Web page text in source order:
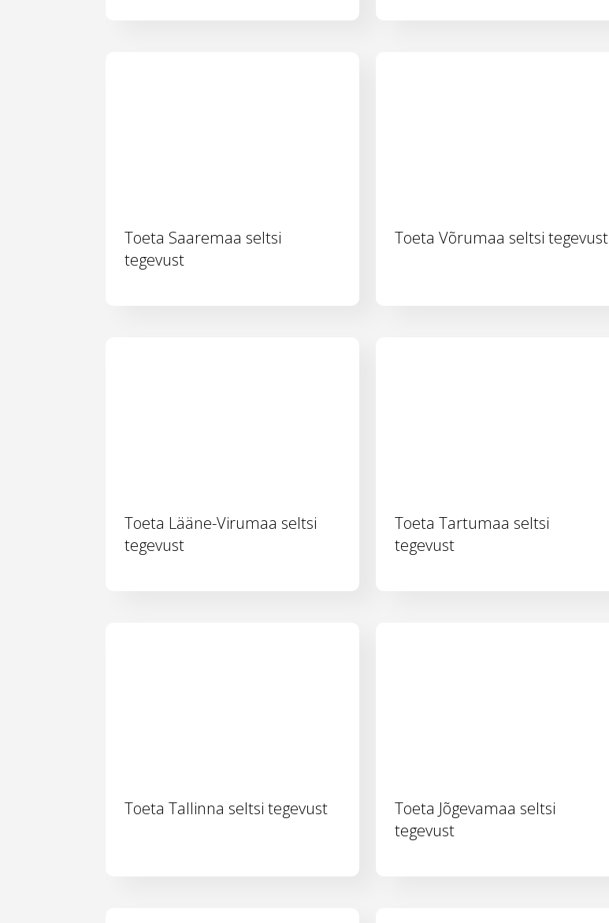
Toeta Saaremaa seltsi
tegevust
Toeta Võrumaa seltsi tegevust
Toeta Lääne-Virumaa seltsi
tegevust
Toeta Tartumaa seltsi
tegevust
Toeta Tallinna seltsi tegevust
Toeta Jõgevamaa seltsi
tegevust